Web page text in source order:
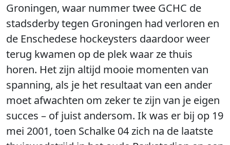
Groningen, waar nummer twee GCHC de
stadsderby tegen Groningen had verloren en
de Enschedese hockeysters daardoor weer
terug kwamen op de plek waar ze thuis
horen. Het zijn altijd mooie momenten van
spanning, als je het resultaat van een ander
moet afwachten om zeker te zijn van je eigen
succes – of juist andersom. Ik was er bij op 19
mei 2001, toen Schalke 04 zich na de laatste